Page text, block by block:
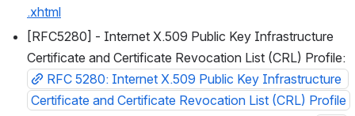
.xhtml
[RFC5280] - Internet X.509 Public Key Infrastructure
RFC 5280: Internet X.509 Public Key Infrastructure
Certificate and Certificate Revocation List (CRL) Profile